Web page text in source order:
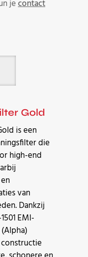
jecontact
Gold
is een
die
high-end
van
Dankzij
EMI-